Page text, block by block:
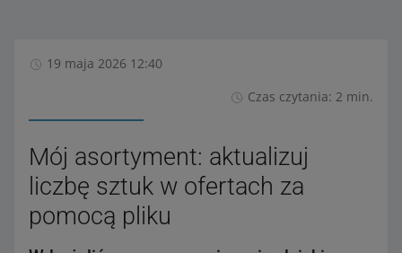
19 maja 2026 12:40
Czas czytania: 2 min.
Mój asortyment: aktualizuj
liczbę sztuk w ofertach za
pomocą pliku